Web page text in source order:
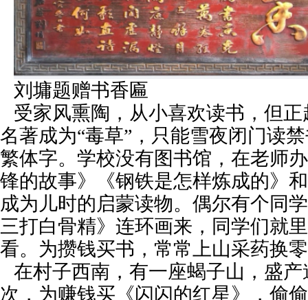
刘墉题赠书香匾
受家风熏陶，从小喜欢读书，但
名著成为“毒草”，只能雪夜闭门读
繁体字。学校没有图书馆，在老师
锋的故事》《钢铁是怎样炼成的》
成为儿时的启蒙读物。偶尔有个同
三打白骨精》连环画来，同学们就
看。为攒钱买书，常常上山采药换
在村子西南，有一座蝎子山，盛
次，为赚钱买《闪闪的红星》，偷